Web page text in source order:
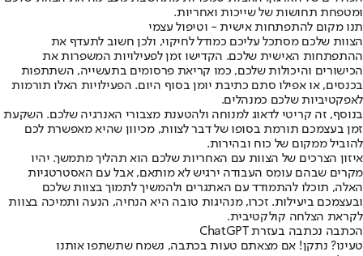
ומטפחת תחושות של שייכות ואחריות.
תנו מקום להתפתחות אישית - וטיפול עצמי
הצוות שלכם מסתכל עליכם כמודל לחיקוי, ולכן חשוב לתעדף את
ההתפתחות האישית שלכם. הקדישו זמן לפעילויות המשפרות את
הכישורים והיכולות שלכם, כמו קריאת פרסומים בתעשייה, השתתפות
בכנסים, או אפילו סתם כתיבת יומן בסוף היום. הפעילויות האלו תורמות
לאפקטיביות שלכם כמנהלים.
בנוסף, זה קריטי לדאוג למנוחה ולהטענת מצבורי האנרגיה שלכם. השקעת
זמן בעצמכם תורמת בסופו של דבר לצוות, מכיוון שהיא מאפשרת לכם
להוביל ממקום של כוח ובהירות.
איזון הצרכים של הצוות עם האחריות שלכם הוא תהליך מתמשך. יהיו
מקרים שבהם עומס העבודה ירגיש לא מותאם, אבל עם האסטרטגיות
האלה, תוכלו להתמודד עם האתגרים ולהמשיך לתמוך בצוות שלכם
ובעצמכם ביעילות. זכרו, מנהיגות טובה היא הנחיה, הנעה ותמיכה בצוות
לקראת הצלחה קולקטיבית.
הכתבה נכתבה בעזרת ChatGPT
טעינו? נתקן! אם מצאתם טעות בכתבה, נשמח שתשתפו אותנו